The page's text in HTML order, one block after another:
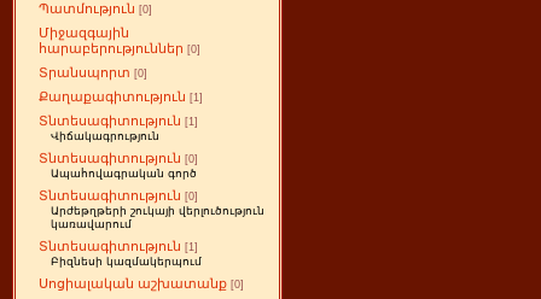
Պատմություն [0]
Միջազգային
հարաբերություններ [0]
Տրանսպորտ [0]
Քաղաքագիտություն [1]
Տնտեսագիտություն [1]
Վիճակագրություն
Տնտեսագիտություն [0]
Ապահովագրական գործ
Տնտեսագիտություն [0]
Արժեթղթերի շուկայի վերլուծություն
կառավարում
Տնտեսագիտություն [1]
Բիզնեսի կազմակերպում
Սոցիալական աշխատանք [0]